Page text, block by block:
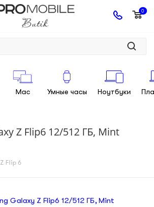
0
Mac Умные часы Ноутбуки
Z Flip6 12/512 ГБ, Mint
Flip 6